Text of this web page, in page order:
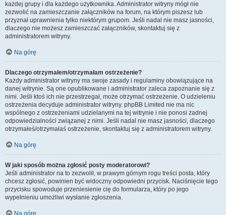
każdej grupy i dla każdego użytkownika. Administrator witryny mógł nie
zezwolić na zamieszczanie załączników na forum, na którym piszesz lub
przyznał uprawnienia tylko niektórym grupom. Jeśli nadal nie masz jasności,
dlaczego nie możesz zamieszczać załączników, skontaktuj się z
administratorem witryny.
Na górę
Dlaczego otrzymałem/otrzymałam ostrzeżenie?
Każdy administrator witryny ma swoje zasady i regulaminy obowiązujące na
danej witrynie. Są one opublikowane i administrator zaleca zapoznanie się z
nimi. Jeśli ktoś ich nie przestrzegał, może otrzymać ostrzeżenie. O udzieleniu
ostrzeżenia decyduje administrator witryny. phpBB Limited nie ma nic
wspólnego z ostrzeżeniami udzielanymi na tej witrynie i nie ponosi żadnej
odpowiedzialności związanej z nimi. Jeśli nadal nie masz jasności, dlaczego
otrzymałeś/otrzymałaś ostrzeżenie, skontaktuj się z administratorem witryny.
Na górę
W jaki sposób można zgłosić posty moderatorowi?
Jeśli administrator na to zezwolił, w prawym górnym rogu treści posta, który
chcesz zgłosić, powinien być widoczny odpowiedni przycisk. Naciśnięcie tego
przycisku spowoduje przeniesienie cię do formularza, który po jego
wypełnieniu umożliwi wysłanie zgłoszenia.
Na górę